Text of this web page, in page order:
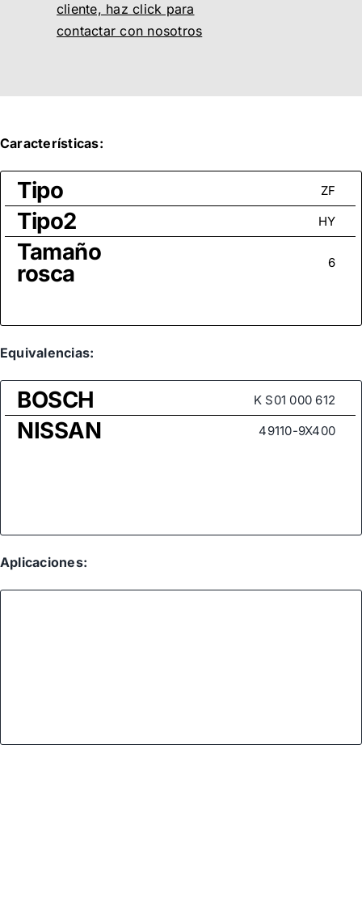
cliente, haz click para
contactar con nosotros
Características:
Tipo ZF
Tipo2 HY
Tamaño
rosca 6
Equivalencias:
BOSCH K S01 000 612
NISSAN 49110-9X400
Aplicaciones: